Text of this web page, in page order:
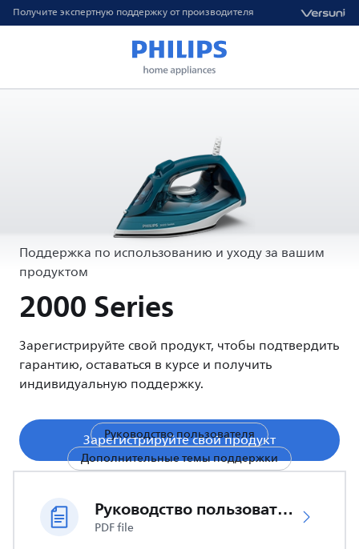
Получите экспертную поддержку от производителя
Поддержка по использованию и уходу за вашим
продуктом
2000 Series
Зарегистрируйте свой продукт, чтобы подтвердить
гарантию, оставаться в курсе и получить
индивидуальную поддержку.
Зарегистрируйте свой продукт
Руководство пользователя
Дополнительные темы поддержки
Руководство пользователя
PDF file